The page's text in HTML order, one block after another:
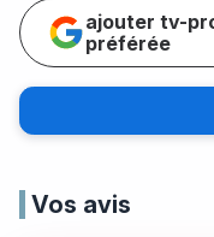
ajouter tv-
préférée
Vos avis